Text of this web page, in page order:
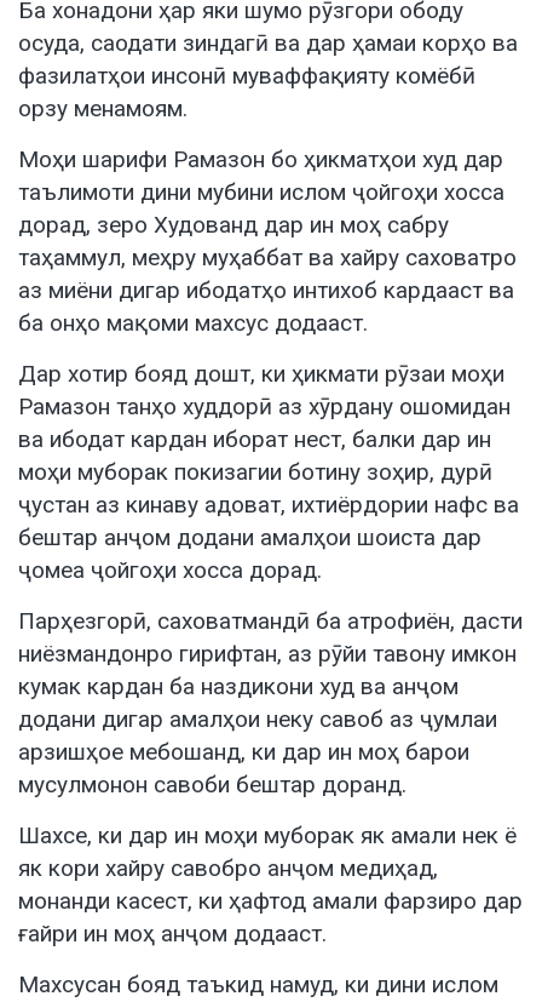
Ба хонадони ҳар яки шумо рӯзгори ободу
осуда, саодати зиндагӣ ва дар ҳамаи корҳо ва
фазилатҳои инсонӣ муваффақияту комёбӣ
орзу менамоям.
Моҳи шарифи Рамазон бо ҳикматҳои худ дар
таълимоти дини мубини ислом ҷойгоҳи хосса
дорад, зеро Худованд дар ин моҳ сабру
таҳаммул, меҳру муҳаббат ва хайру саховатро
аз миёни дигар ибодатҳо интихоб кардааст ва
ба онҳо мақоми махсус додааст.
Дар хотир бояд дошт, ки ҳикмати рӯзаи моҳи
Рамазон танҳо худдорӣ аз хӯрдану ошомидан
ва ибодат кардан иборат нест, балки дар ин
моҳи муборак покизагии ботину зоҳир, дурӣ
ҷустан аз кинаву адоват, ихтиёрдории нафс ва
бештар анҷом додани амалҳои шоиста дар
ҷомеа ҷойгоҳи хосса дорад.
Парҳезгорӣ, саховатмандӣ ба атрофиён, дасти
ниёзмандонро гирифтан, аз рӯйи тавону имкон
кумак кардан ба наздикони худ ва анҷом
додани дигар амалҳои неку савоб аз ҷумлаи
арзишҳое мебошанд, ки дар ин моҳ барои
мусулмонон савоби бештар доранд.
Шахсе, ки дар ин моҳи муборак як амали нек ё
як кори хайру савобро анҷом медиҳад,
монанди касест, ки ҳафтод амали фарзиро дар
ғайри ин моҳ анҷом додааст.
Махсусан бояд таъкид намуд, ки дини ислом